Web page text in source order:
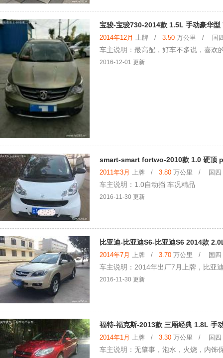
宝骏-宝骏730-2014款 1.5L 手动豪华型
2014年12月 上牌 / 3.50 万公里 / 国四
车主说明：最高配，好车不多说，喜欢
2016-12-01 更新
smart-smart fortwo-2010款 1.0 硬顶
2011年3月 上牌 / 3.80 万公里 / 国四 /
车主说明：1.0自动挡 车况精品
2016-11-30 更新
比亚迪-比亚迪S6-比亚迪S6 2014款
2014年7月 上牌 / 3.70 万公里 / 国四 /
车主说明：2014年出厂7月上牌，比亚
2016-11-30 更新
福特-福克斯-2013款 三厢经典 1.8L 手
2014年1月 上牌 / 3.30 万公里 / 国四 /
车主说明：无肇事，泡水，火烧，内饰